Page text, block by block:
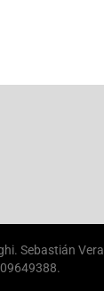
Sebastián